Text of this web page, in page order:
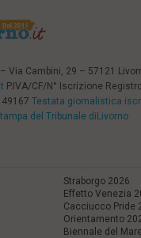
Via Cambini, 29 – 57121
P.IVA/CF/N° Iscrizione
Testata giornalistica
del Tribunale diLivorno
Straborgo 2026
Effetto Venezia
Cacciucco Pride
Orientamento
Biennale del